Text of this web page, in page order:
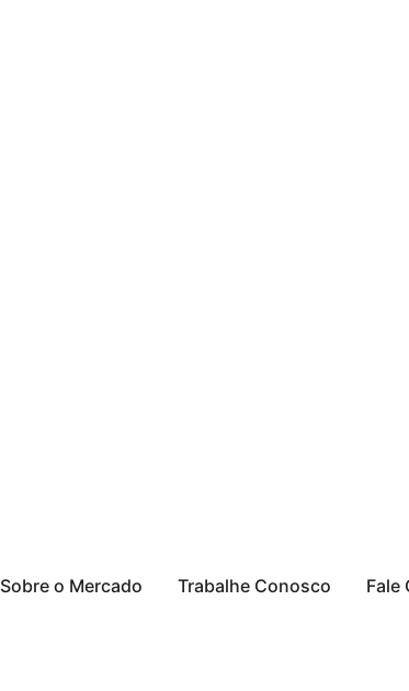
Sobre o Mercado Trabalhe Conosco Fale